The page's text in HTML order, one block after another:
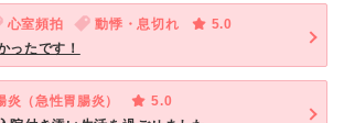
心室頻拍 動悸・息切れ
5.0
ったです！
炎（急性胃腸炎）
5.0